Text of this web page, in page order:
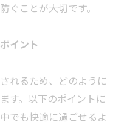
ぐことが大切です。
イント
れるため、どのように
す。以下のポイントに
でも快適に過ごせるよ